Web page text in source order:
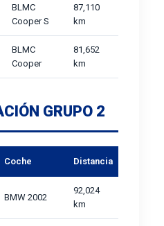
BLMC
Cooper S
87,110
km
BLMC
Cooper
81,652
km
GRUPO 2
Coche Distancia
BMW 2002
92,024
km